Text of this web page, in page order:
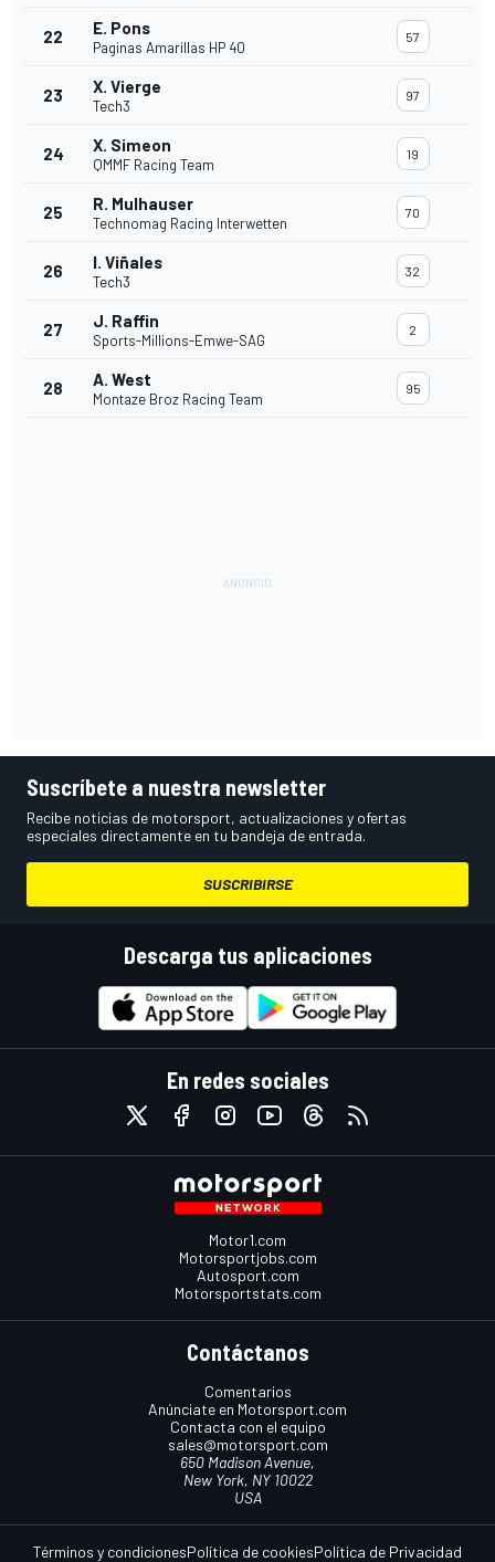
22 E. Pons
Paginas Amarillas HP 40
57
23 X. Vierge
Tech3
97
24 X. Simeon
QMMF Racing Team
19
25 R. Mulhauser
Technomag Racing Interwetten
70
26 I. Viñales
Tech3
32
27 J. Raffin
Sports-Millions-Emwe-SAG
2
28 A. West
Montaze Broz Racing Team
95
Suscríbete a nuestra newsletter
Recibe noticias de motorsport, actualizaciones y ofertas
especiales directamente en tu bandeja de entrada.
SUSCRIBIRSE
Descarga tus aplicaciones
En redes sociales
Motor1.com
Motorsportjobs.com
Autosport.com
Motorsportstats.com
Contáctanos
Comentarios
Anúnciate en Motorsport.com
Contacta con el equipo
sales@motorsport.com
650 Madison Avenue,
New York, NY 10022
USA
Términos y condicionesPolítica de cookiesPolítica de Privacidad